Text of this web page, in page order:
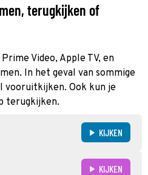
terugkijken of
Video, Apple TV, en
In het geval van sommige
vooruitkijken. Ook kun je
terugkijken.
KIJKEN
KIJKEN